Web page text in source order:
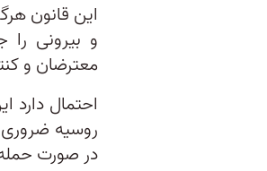
این قانون
و بیرونی را
معترضان و
احتمال دارد
در صورت